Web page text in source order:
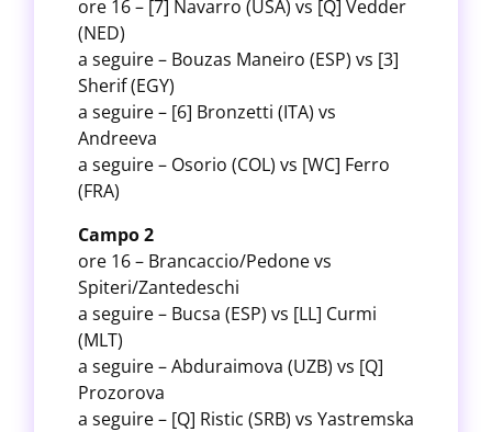
ore 16 – [7] Navarro (USA) vs [Q] Vedder
(NED)
a seguire – Bouzas Maneiro (ESP) vs [3]
Sherif (EGY)
a seguire – [6] Bronzetti (ITA) vs
Andreeva
a seguire – Osorio (COL) vs [WC] Ferro
(FRA)
Campo 2
ore 16 – Brancaccio/Pedone vs
Spiteri/Zantedeschi
a seguire – Bucsa (ESP) vs [LL] Curmi
(MLT)
a seguire – Abduraimova (UZB) vs [Q]
Prozorova
a seguire – [Q] Ristic (SRB) vs Yastremska